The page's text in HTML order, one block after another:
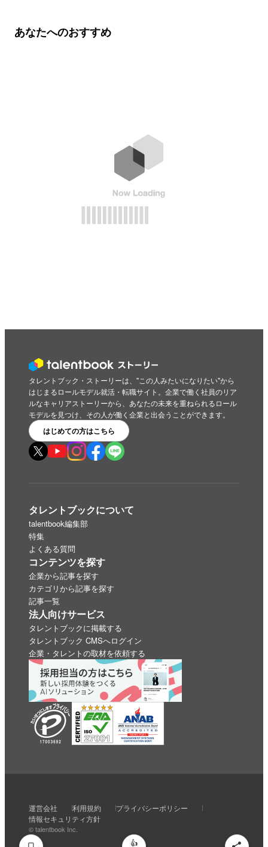
あなたへのおすすめ
0 0 0 0 0
タレントブック・ストーリーは、"この人みたいになりたい"から
はじまるロールモデル就活・転職サイト。企業で働く社員のリア
ルなキャリアストーリーから、あなたの未来を重ねられるロール
モデルを見つけ、その人が働く企業と出会うことができます。
はじめての方はこちら
タレントブックについて
talentbook編集部
特集
よくある質問
コンテンツを探す
企業から記事を探す
カテゴリから記事を探す
記事一覧
法人向けサービス
タレントブックに掲載する
タレントブック CMSへログイン
企業・タレントの取材を依頼する
運営会社 利用規約
プライバシーポリシー
情報セキュリティ方針
© talentbook Inc.